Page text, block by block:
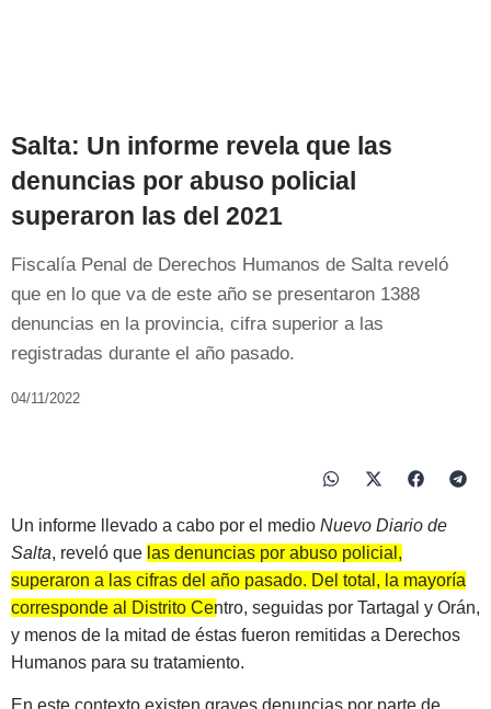
Salta: Un informe revela que las
denuncias por abuso policial
superaron las del 2021
Fiscalía Penal de Derechos Humanos de Salta reveló
que en lo que va de este año se presentaron 1388
denuncias en la provincia, cifra superior a las
registradas durante el año pasado.
04/11/2022
Un informe llevado a cabo por el medio Nuevo Diario de
Salta, reveló que las denuncias por abuso policial,
superaron a las cifras del año pasado. Del total, la mayoría
corresponde al Distrito Centro, seguidas por Tartagal y Orán,
y menos de la mitad de éstas fueron remitidas a Derechos
Humanos para su tratamiento.